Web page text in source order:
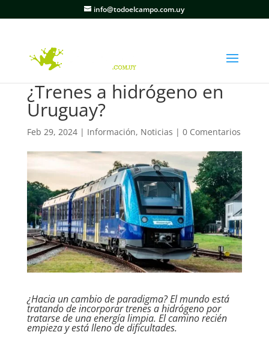
info@todoelcampo.com.uy
¿Trenes a hidrógeno en
Uruguay?
Feb 29, 2024| Información, Noticias | 0 Comentarios
¿Hacia un cambio de paradigma? El mundo está
tratando de incorporar trenes a hidrógeno por
tratarse de una energía limpia. El camino recién
empieza y está lleno de dificultades.